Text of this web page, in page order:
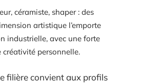
céramiste, shaper : des
artistique l’emporte
industrielle, avec une forte
créativité personnelle.
filière convient aux profils